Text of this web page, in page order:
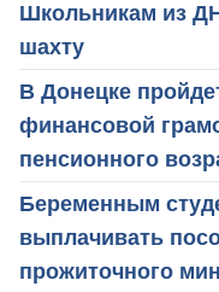
Школьникам из
шахту
В Донецке
финансовой
пенсионного
Беременным
выплачивать
прожиточного